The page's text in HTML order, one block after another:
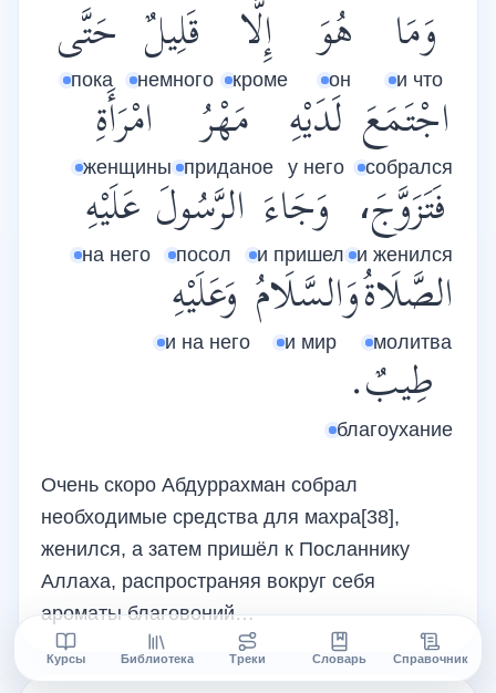
Курсы Библиотека Треки Словарь Справочник
وَمَا
и что
هُوَ
он
إِلَّا
кроме
قَلِيلٌ
немного
حَتَّى
пока
اجْتَمَعَ
собрался
لَدَيْهِ
у него
مَهْرُ
приданое
امْرَأَةِ
женщины
فَتَزَوَّجَ،
и женился
وَجَاءَ
и пришел
الرَّسُولَ
посол
عَلَيْهِ
на него
الصَّلَاةُ
молитва
وَالسَّلَامُ
и мир
وَعَلَيْهِ
и на него
طِيبٌ.
благоухание
Очень скоро Абдуррахман собрал
необходимые средства для махра[38],
женился, а затем пришёл к Посланнику
Аллаха, распространяя вокруг себя
ароматы благовоний…